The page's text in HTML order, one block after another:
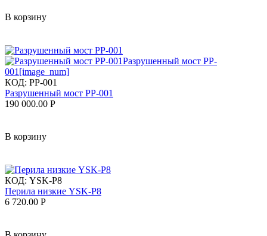
В корзину
КОД: PP-001
Разрушенный мост PP-001
190 000.00 Р
В корзину
КОД: YSK-P8
Перила низкие YSK-P8
6 720.00 Р